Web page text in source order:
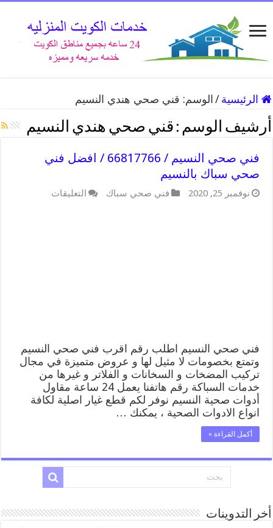
الرئيسية / الوسم: قني صحي هندي النسيم
أرشيف الوسم : قني صحي هندي النسيم
فني صحي النسيم / 66817766 / افضل فني
صحي سباك بالنسيم
نوفمبر 25, 2020 فني صحي سباك التعليقات
فني صحي النسيم اطلب رقم اقرب فني صحي النسيم
وتمتع بخصومات لا مثيل لها و عروض متميزة في مجال
تركيب المضخات و السخانات و الفلاتر و غيرها من
خدمات السباكة رقم هاتفنا يعمل 24 ساعة مقاول
أدوات صحية النسيم نوفر لكم قطع غيار اصلية لكافة
انواع الادوات الصحية ، يمكنك …
أكمل القراءة »
أخر التدوينات